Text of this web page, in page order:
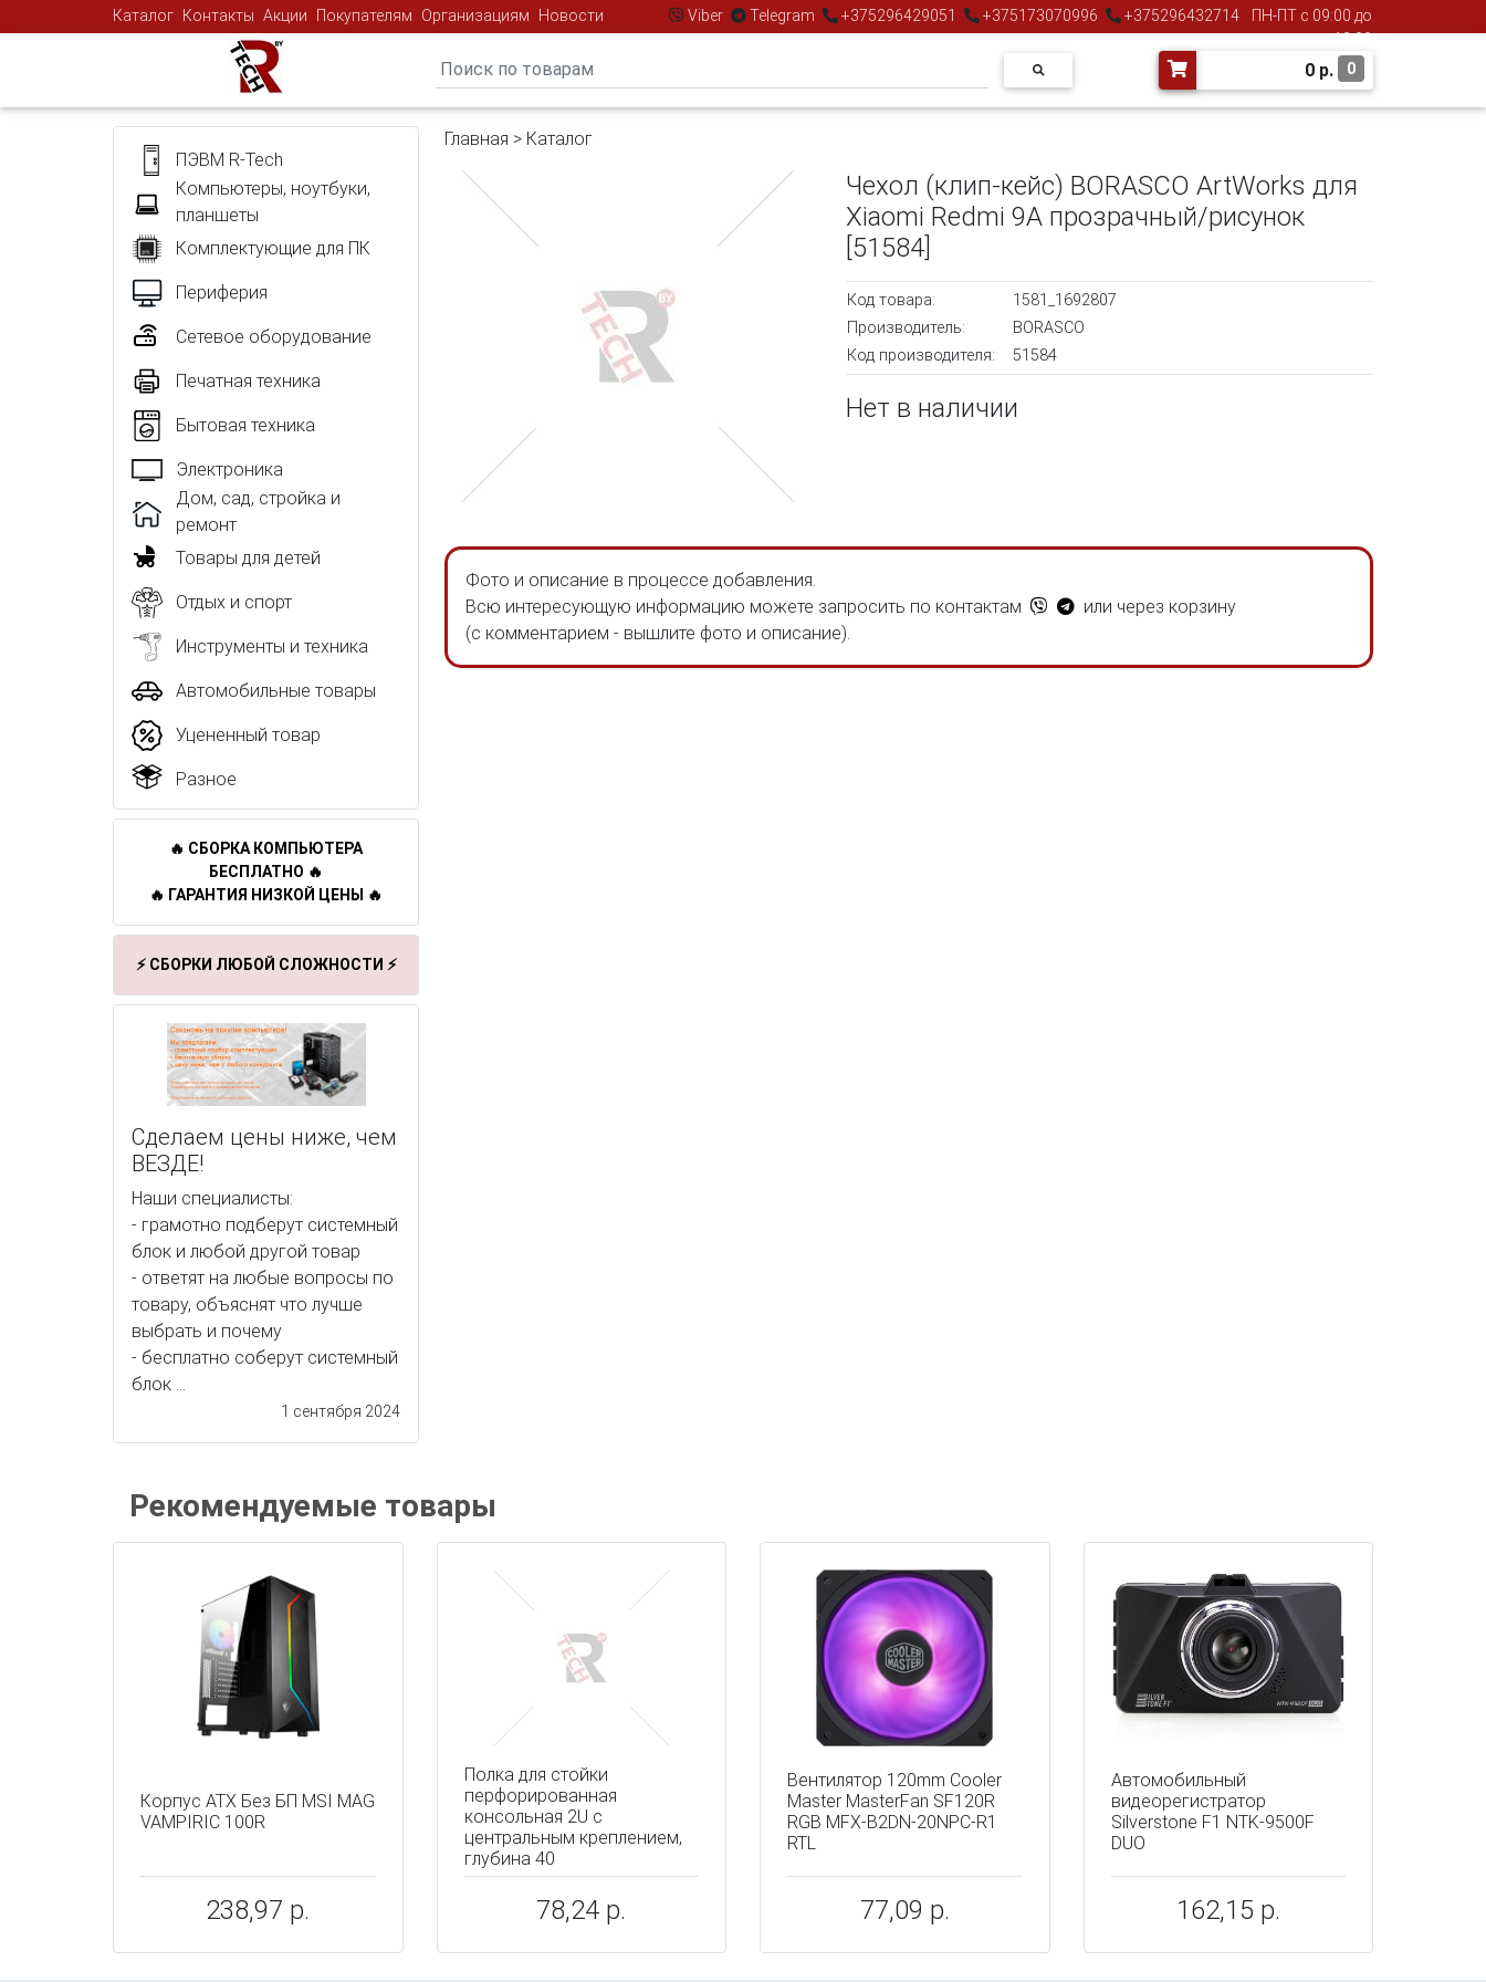
Каталог Контакты Акции Покупателям Организациям Новости Viber Telegram +375296429051 +375173070996 +375296432714
ПН-ПТ с 09:00 до
18:00
0 р. 0
ПЭВМ R-Tech
Компьютеры, ноутбуки,
планшеты
Комплектующие для ПК
Периферия
Сетевое оборудование
Печатная техника
Бытовая техника
Электроника
Дом, сад, стройка и
ремонт
Товары для детей
Отдых и спорт
Инструменты и техника
Автомобильные товары
Уцененный товар
Разное
🔥 СБОРКА КОМПЬЮТЕРА
БЕСПЛАТНО 🔥
🔥 ГАРАНТИЯ НИЗКОЙ ЦЕНЫ 🔥
⚡ СБОРКИ ЛЮБОЙ СЛОЖНОСТИ ⚡
Сделаем цены ниже, чем
ВЕЗДЕ!
Наши специалисты:
- грамотно подберут системный
блок и любой другой товар
- ответят на любые вопросы по
товару, объяснят что лучше
выбрать и почему
- бесплатно соберут системный
блок ...
1 сентября 2024
Главная > Каталог
Чехол (клип-кейс) BORASCO ArtWorks для
Xiaomi Redmi 9A прозрачный/рисунок
[51584]
Код товара:
1581_1692807
Производитель:
BORASCO
Код производителя:
51584
Нет в наличии
Фото и описание в процессе добавления.
Всю интересующую информацию можете запросить по контактам
или через корзину
(с комментарием - вышлите фото и описание).
Рекомендуемые товары
Корпус ATX Без БП MSI MAG
VAMPIRIC 100R
238,97 р.
Полка для стойки
перфорированная
консольная 2U с
центральным креплением,
глубина 40
78,24 р.
Вентилятор 120mm Cooler
Master MasterFan SF120R
RGB MFX-B2DN-20NPC-R1
RTL
77,09 р.
Автомобильный
видеорегистратор
Silverstone F1 NTK-9500F
DUO
162,15 р.